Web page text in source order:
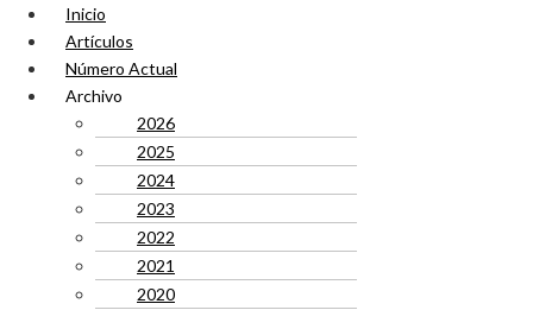
Inicio
Artículos
Número Actual
Archivo
2026
2025
2024
2023
2022
2021
2020